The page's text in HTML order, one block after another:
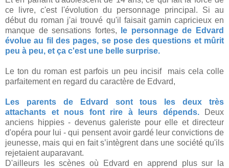
ce livre, c'est l'évolution du personnage principal. Si au
début du roman j'ai trouvé qu'il faisait gamin capricieux en
manque de sensations fortes,
le personnage de Edvard
évolue au fil des pages, se pose des questions et mûrit
peu à peu, et ça c'est une belle surprise.
Le ton du roman est parfois un peu incisif mais cela colle
parfaitement en regard du caractère de Edvard,
Les parents de Edvard sont tous les deux très
attachants et nous font rire à leurs dépends.Deux
anciens hippies - devenus galeriste pour elle et directeur
d'opéra pour lui - qui pensent avoir gardé leur convictions de
jeunesse, mais qui en fait s’intègrent dans une société qu'ils
rejetaient auparavant.
D'ailleurs les scènes où Edvard en apprend plus sur la